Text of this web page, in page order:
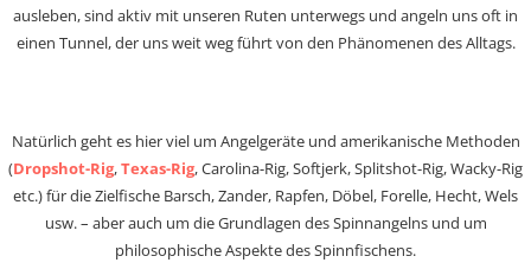
ausleben, sind aktiv mit unseren Ruten unterwegs und angeln uns oft in
einen Tunnel, der uns weit weg führt von den Phänomenen des Alltags.
Natürlich geht es hier viel um Angelgeräte und amerikanische Methoden
(Dropshot-Rig,Texas-Rig, Carolina-Rig, Softjerk, Splitshot-Rig, Wacky-Rig
etc.) für die Zielfische Barsch, Zander, Rapfen, Döbel, Forelle, Hecht, Wels
usw. – aber auch um die Grundlagen des Spinnangelns und um
philosophische Aspekte des Spinnfischens.